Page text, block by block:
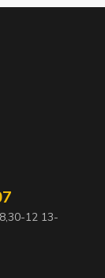
12 13-